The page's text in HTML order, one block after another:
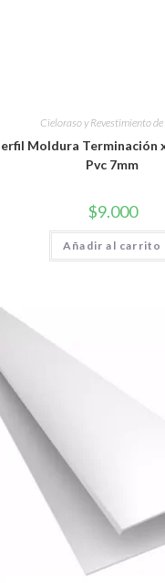
Cieloraso y Revestimiento de
Moldura Terminación
Pvc 7mm
$9.000
Añadir al carrito